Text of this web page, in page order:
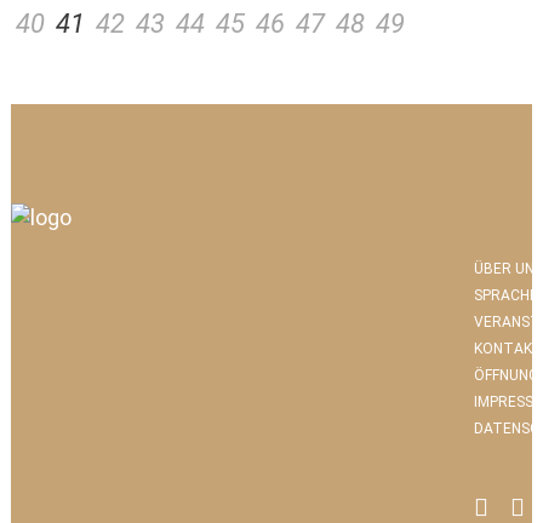
40 41 42 43 44 45 46 47 48 49
ÜBER UNS